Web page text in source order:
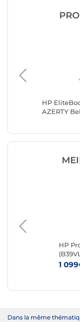
HP
AZERTY
HP
1
Dans la même